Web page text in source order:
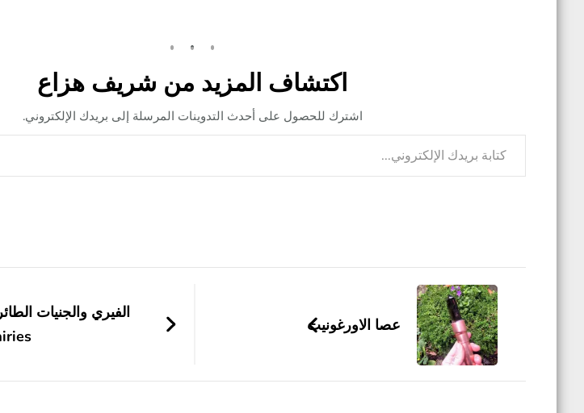
اكتشاف المزيد من شريف هزاع
اشترك للحصول على أحدث التدوينات المرسلة إلى بريدك الإلكتروني.
كتابة بريدك الإلكتروني...
التنقل
بين
التدوينات
عصا الاورغونيت
الفيري والجنيات